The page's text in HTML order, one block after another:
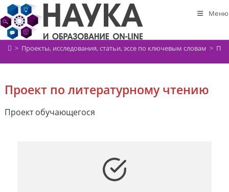
Перейти
к
содержимому
Меню
> Проекты, исследования, статьи, эссе по ключевым словам >
Проект по литературному чтению
Проект обучающегося